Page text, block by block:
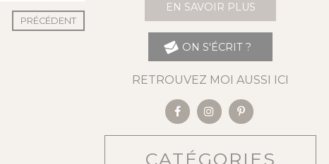
PRÉCÉDENT
EN SAVOIR PLUS
ON S'ÉCRIT ?
RETROUVEZ MOI AUSSI ICI
CATÉGORIES